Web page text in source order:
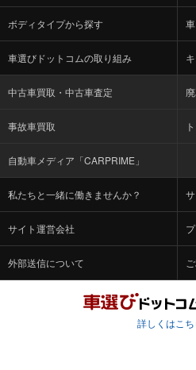
ボディタイプから探す
車選びドットコムの取り組み
中古車買取・中古車査定
事故車買取
自動車メディア「CARPRIME」
私たちと一緒に働きませんか？
サイト運営会社
外部送信について
詳しくはこち